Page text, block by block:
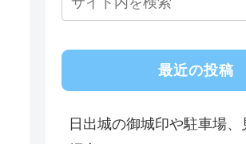
最近の投稿
日出城の御城印や駐車場、